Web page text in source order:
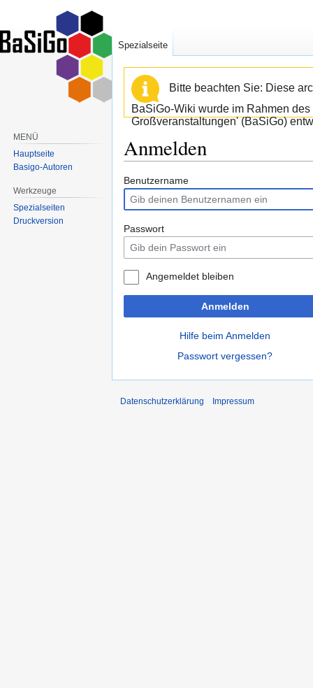
Bitte beachten Sie: Diese
BaSiGo-Wiki wurde im Rahmen
Großveranstaltungen' (BaSiGo)
Anmelden
Zur
Navigation
springen
Zur
Suche
springen
Benutzername
Passwort
Angemeldet bleiben
Anmelden
Hilfe beim Anmelden
Passwort vergessen?
Spezialseite
MENÜ
Hauptseite
Basigo-Autoren
Werkzeuge
Spezialseiten
Druckversion
Datenschutzerklärung Impressum